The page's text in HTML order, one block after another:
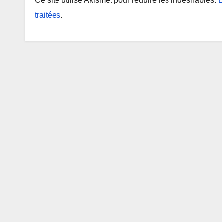
traitées.